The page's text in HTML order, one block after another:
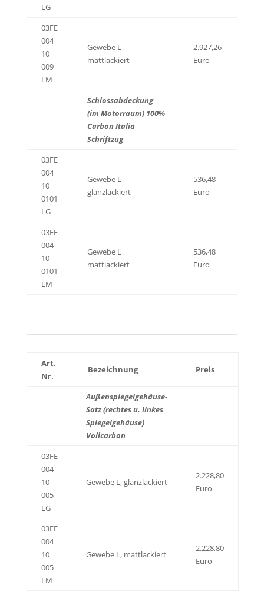
LG
03FE
004
10
009
LM
Gewebe L
mattlackiert
2.927,26
Euro
Schlossabdeckung
(im Motorraum) 100%
Carbon Italia
Schriftzug
03FE
004
10
0101
LG
Gewebe L
glanzlackiert
536,48
Euro
03FE
004
10
0101
LM
Gewebe L
mattlackiert
536,48
Euro
Art.
Nr.
Bezeichnung Preis
Außenspiegelgehäuse-
Satz (rechtes u. linkes
Spiegelgehäuse)
Vollcarbon
03FE
004
10
005
LG
Gewebe L, glanzlackiert
2.228,80
Euro
03FE
004
10
005
LM
Gewebe L, mattlackiert
2.228,80
Euro